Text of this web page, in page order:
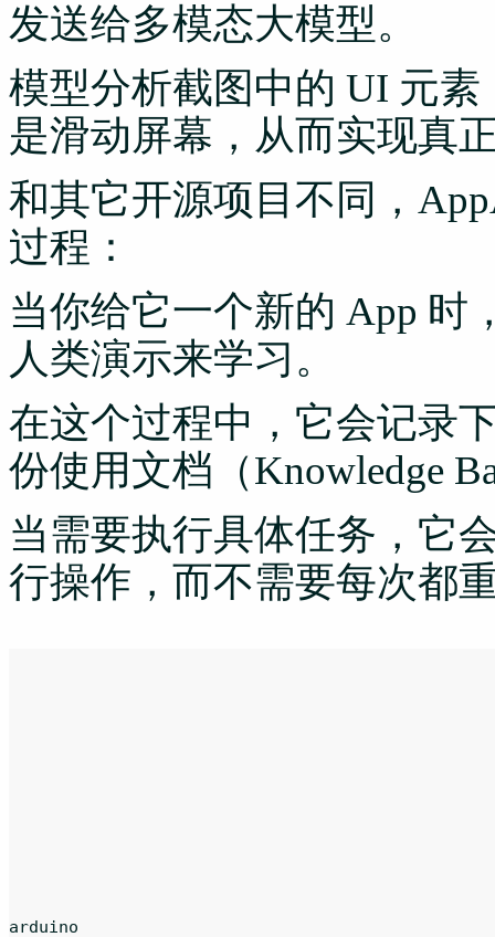
发送给多模态大模型。
模型分析截图中的 UI 元
是滑动屏幕，从而实现真
和其它开源项目不同，
过程：
当你给它一个新的 App 时
人类演示来学习。
在这个过程中，它会记录
份使用文档（Knowledge
当需要执行具体任务，它
行操作，而不需要每次都
arduino